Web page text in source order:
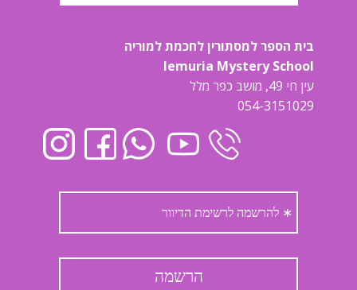
בית הספר למסתורין לחכמת למוריה
lemuria Mystery School
עין חי 49, מושב כפר מלל
054-3151029